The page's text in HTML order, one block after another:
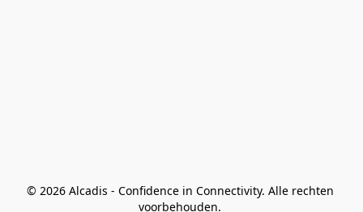
© 2026 Alcadis - Confidence in Connectivity. Alle rechten
voorbehouden.